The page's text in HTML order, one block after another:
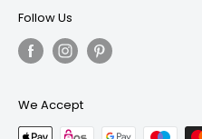
Follow Us
We Accept